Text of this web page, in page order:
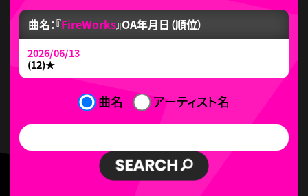
曲名：『FireWorks』OA年月日（順位）
2026/06/13
(12)★
曲名 アーティスト名